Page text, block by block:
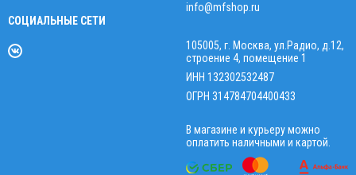
СОЦИАЛЬНЫЕ СЕТИ
info@mfshop.ru
105005, г. Москва, ул.Радио, д.12,
строение 4, помещение 1
ИНН 132302532487
ОГРН 314784704400433
В магазине и курьеру можно
оплатить наличными и картой.